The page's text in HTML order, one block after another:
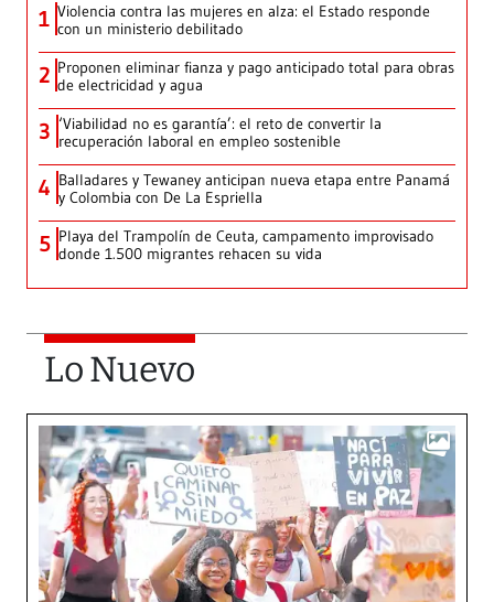
1 Violencia contra las mujeres en alza: el Estado responde
con un ministerio debilitado
2 Proponen eliminar fianza y pago anticipado total para obras
de electricidad y agua
3 ‘Viabilidad no es garantía’: el reto de convertir la
recuperación laboral en empleo sostenible
4 Balladares y Tewaney anticipan nueva etapa entre Panamá
y Colombia con De La Espriella
5 Playa del Trampolín de Ceuta, campamento improvisado
donde 1.500 migrantes rehacen su vida
Lo Nuevo